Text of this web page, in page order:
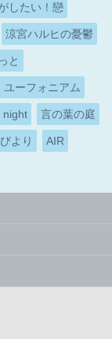
したい！戀
涼宮ハルヒの憂鬱
と
ユーフォニアム
night 言の葉の庭
より AIR